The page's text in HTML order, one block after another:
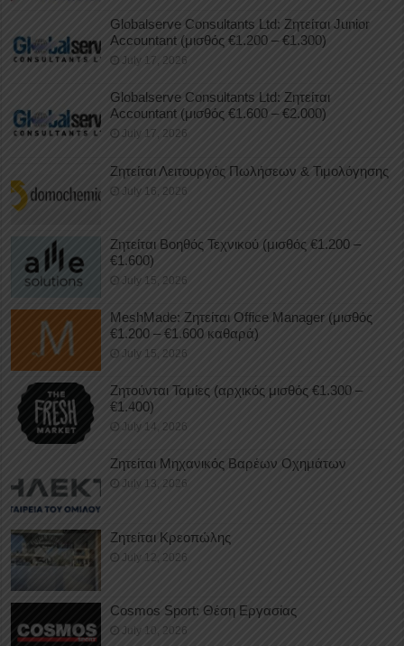
Globalserve Consultants Ltd: Ζητείται Junior
Accountant (μισθός €1.200 – €1.300)
July 17, 2026
Globalserve Consultants Ltd: Ζητείται
Accountant (μισθός €1.600 – €2.000)
July 17, 2026
Ζητείται Λειτουργός Πωλήσεων & Τιμολόγησης
July 16, 2026
Ζητείται Βοηθός Τεχνικού (μισθός €1.200 –
€1.600)
July 15, 2026
MeshMade: Ζητείται Office Manager (μισθός
€1.200 – €1.600 καθαρά)
July 15, 2026
Ζητούνται Ταμίες (αρχικός μισθός €1.300 –
€1.400)
July 14, 2026
Ζητείται Μηχανικός Βαρέων Οχημάτων
July 13, 2026
Ζητείται Κρεοπώλης
July 12, 2026
Cosmos Sport: Θέση Εργασίας
July 10, 2026